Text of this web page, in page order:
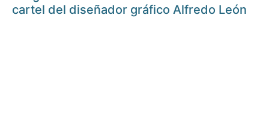
cartel del diseñador gráfico Alfredo León